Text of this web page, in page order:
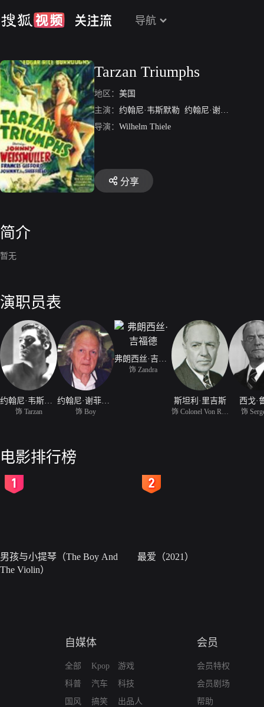
导航
Tarzan Triumphs
地区： 美国
主演： 约翰尼·韦斯默勒 约翰尼·谢菲尔德
导演： Wilhelm Thiele
分享
简介
暂无
演职员表
饰 Tarzan 饰 Boy
弗朗西丝·吉福德
饰 Zandra
斯坦利·里吉斯 西戈·
饰
电影排行榜
男孩与小提琴（The Boy And
The Violin）
最爱（2021）
自媒体
全部
科普
国风
Kpop
汽车
搞笑
游戏
科技
出品人
会员
会员特权
会员剧场
帮助